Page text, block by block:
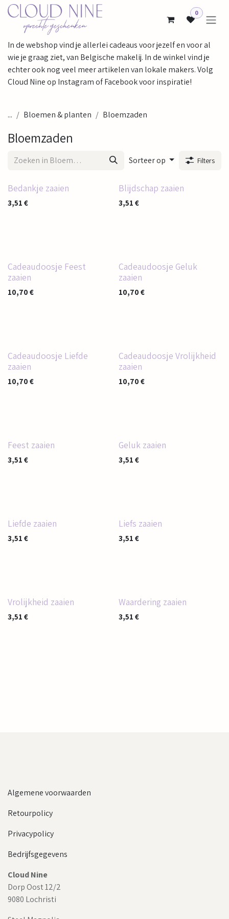
Overslaan naar inhoud
0
In de webshop vind je allerlei cadeaus voor jezelf en voor al
wie je graag ziet, van Belgische makelij. In de winkel vind je
echter ook nog veel meer artikelen van lokale makers. Volg
Cloud Nine op Instagram of Facebook voor inspiratie!
... Bloemen & planten Bloemzaden
Bloemzaden
Sorteer op Filters
Bedankje zaaien
3,51 €
Blijdschap zaaien
3,51 €
Cadeaudoosje Feest
zaaien
10,70 €
Cadeaudoosje Geluk
zaaien
10,70 €
Cadeaudoosje Liefde
zaaien
10,70 €
Cadeaudoosje Vrolijkheid
zaaien
10,70 €
Feest zaaien
3,51 €
Geluk zaaien
3,51 €
Liefde zaaien
3,51 €
Liefs zaaien
3,51 €
Vrolijkheid zaaien
3,51 €
Waardering zaaien
3,51 €
Algemene voorwaarden
Retourpolicy
Privacypolicy
Bedrijfsgegevens
Cloud Nine
Dorp Oost 12/2
9080 Lochristi